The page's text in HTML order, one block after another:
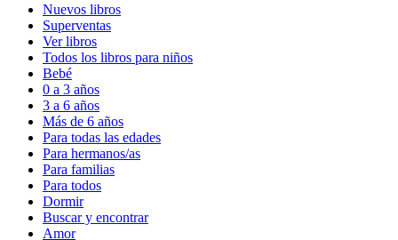
Nuevos libros
Superventas
Ver libros
Todos los libros para niños
Bebé
0 a 3 años
3 a 6 años
Más de 6 años
Para todas las edades
Para hermanos/as
Para familias
Para todos
Dormir
Buscar y encontrar
Amor